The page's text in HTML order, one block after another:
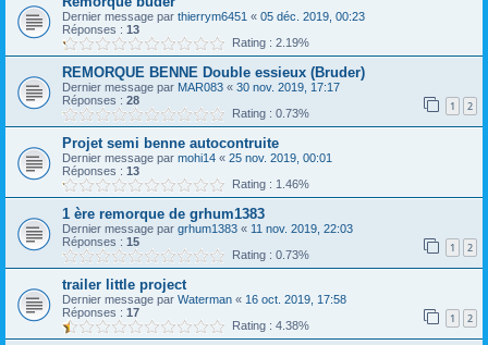
Dernier message par thierrym6451 « 05 déc. 2019, 00:23
Réponses : 13
Rating : 2.19%
REMORQUE BENNE Double essieux (Bruder)
Dernier message par MAR083 « 30 nov. 2019, 17:17
Réponses : 28 1 2
Rating : 0.73%
Projet semi benne autocontruite
Dernier message par mohi14 « 25 nov. 2019, 00:01
Réponses : 13
Rating : 1.46%
1 ère remorque de grhum1383
Dernier message par grhum1383 « 11 nov. 2019, 22:03
Réponses : 15 1 2
Rating : 0.73%
trailer little project
Dernier message par Waterman « 16 oct. 2019, 17:58
Réponses : 17 1 2
Rating : 4.38%